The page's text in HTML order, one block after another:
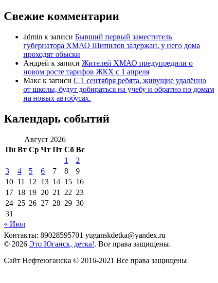
Свежие комментарии
admin к записи Бывший первый заместитель
губернатора ХМАО Шипилов задержан, у него дома
проходят обыски
Андрей к записи Жителей ХМАО предупредили о
новом росте тарифов ЖКХ с 1 апреля
Макс к записи С 1 сентября ребята, живущие удалённо
от школы, будут добираться на учебу и обратно по домам
на новых автобусах.
Календарь событий
Август 2026
Пн Вт Ср Чт Пт Сб Вс
1
2
3
4 5 6 7 8
9
10 11 12 13 14 15 16
17 18 19 20 21 22 23
24 25 26 27 28 29 30
31
« Июл
Контакты: 89028595701 yuganskdetka@yandex.ru
© 2026 Это Юганск, детка!. Все права защищены.
Сайт Нефтеюганска © 2016-2021 Все права защищены